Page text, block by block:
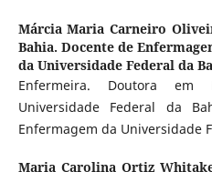
Márcia Maria Carneiro
Bahia. Docente de
da Universidade Federal da
Enfermeira. Doutora
Universidade Federal da
Enfermagem da Universidade
Maria Carolina Ortiz